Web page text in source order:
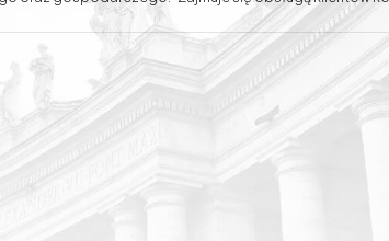
Rozwody Sprawy
doświadczeniem w prowadzeniu sporów w ramach
publicznej oraz w reprezentowaniu Klientów przed
zakończenia sporów. Adwokat Ewelina
zaangażowaniu i zrozumieniu potrzeb Klienta.